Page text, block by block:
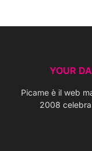
YOUR
Picame è il web
2008